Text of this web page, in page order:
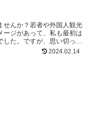
せんか？若者や外国人観光
ージがあって、私も最初は
た。ですが、思い切って
んな場面で写真撮...2024.02.14